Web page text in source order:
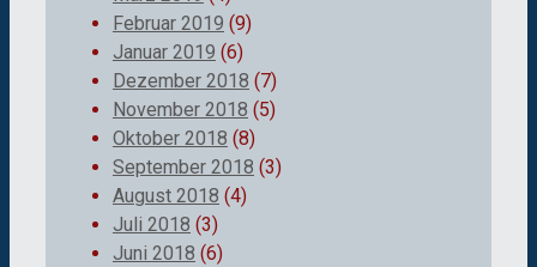
Februar 2019 (9)
Januar 2019 (6)
Dezember 2018 (7)
November 2018 (5)
Oktober 2018 (8)
September 2018 (3)
August 2018 (4)
Juli 2018 (3)
Juni 2018 (6)